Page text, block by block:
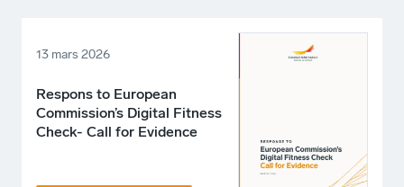
13 mars 2026
Respons to European
Commission’s Digital Fitness
Check- Call for Evidence